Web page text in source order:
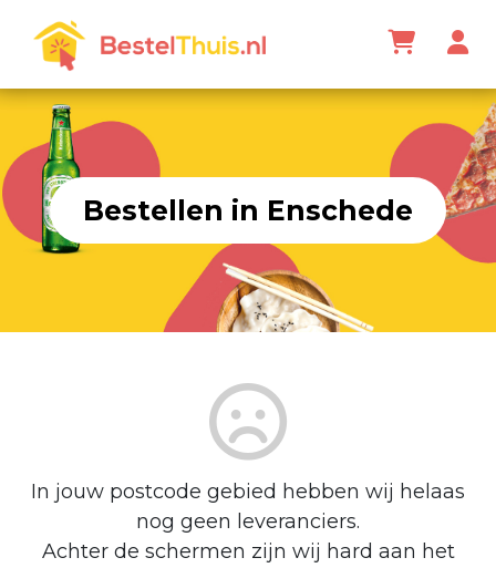
Bestellen in Enschede
In jouw postcode gebied hebben wij helaas
nog geen leveranciers.
Achter de schermen zijn wij hard aan het